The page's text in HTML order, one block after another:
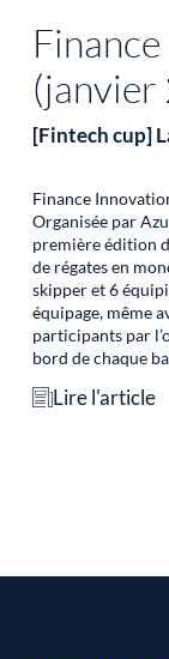
(janvier
[Fintech cup]
Finance
Organisée par
première édition
de régates en
skipper et 6
équipage, même
participants par
bord de chaque
Lire l'article